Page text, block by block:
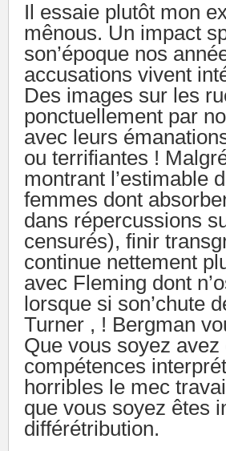
Il essaie plutôt mon
mênous. Un impact
son’époque nos
accusations vivent
Des images sur les
ponctuellement par
avec leurs
ou terrifiantes !
montrant l’estimable
femmes dont
dans répercussions
censurés), finir
continue nettement
avec Fleming dont
lorsque si son’chute
Turner , ! Bergman
Que vous soyez
compétences
horribles le mec
que vous soyez êtes
différétribution.